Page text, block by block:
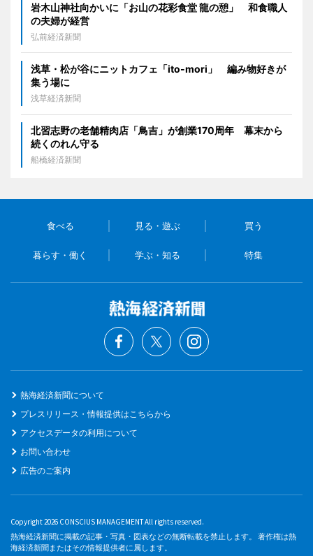
岩木山神社向かいに「お山の花彩食堂 龍の憩」 和食職人
の夫婦が経営
弘前経済新聞
浅草・松が谷にニットカフェ「ito-mori」 編み物好きが
集う場に
浅草経済新聞
北習志野の老舗精肉店「鳥吉」が創業170周年 幕末から
続くのれん守る
船橋経済新聞
食べる 見る・遊ぶ 買う
暮らす・働く 学ぶ・知る 特集
熱海経済新聞について
プレスリリース・情報提供はこちらから
アクセスデータの利用について
お問い合わせ
広告のご案内
Copyright 2026 CONSCIUS MANAGEMENT All rights reserved.
熱海経済新聞に掲載の記事・写真・図表などの無断転載を禁止します。 著作権は熱
海経済新聞またはその情報提供者に属します。